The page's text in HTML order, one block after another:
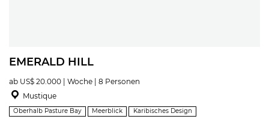
EMERALD HILL
ab US$ 20.000 | Woche | 8 Personen
Mustique
Oberhalb Pasture Bay Meerblick Karibisches Design